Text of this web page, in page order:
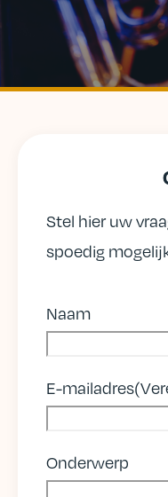
Stel hier uw
spoedig
Naam
E-mailadres
Onderwerp